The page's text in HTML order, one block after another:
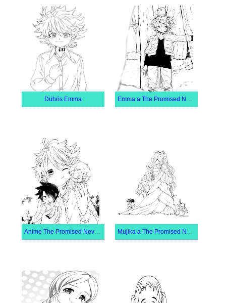
Dühös Emma Emma a The Promised Neverland Ből
Anime The Promised Neverland Mujika a The Promised Neverland ban